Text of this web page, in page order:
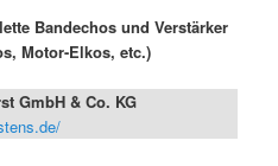
Bandechos und Verstärker
Motor-Elkos, etc.)
GmbH & Co. KG